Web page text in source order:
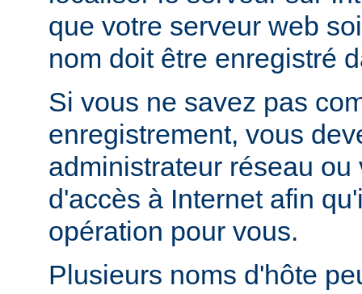
que votre serveur web
nom doit être enregistré
Si vous ne savez pas
enregistrement, vous
administrateur réseau ou
d'accès à Internet afin
opération pour vous.
Plusieurs noms d'hôte